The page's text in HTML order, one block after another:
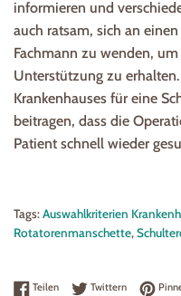
informieren und
auch ratsam, sich an
Fachmann zu wenden,
Unterstützung zu
Krankenhauses für eine
beitragen, dass die
Patient schnell wieder
Tags:Auswahlkriterien
Rotatorenmanschette,
TeilenAuf Facebook teilen
TwitternAuf Twitter